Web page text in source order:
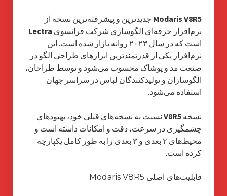
Modaris V8R5 جدیدترین و پیشرفته‌ترین نسخه از
نرم‌افزار حرفه‌ای الگوسازی شرکت فرانسوی Lectra
است که در سال ۲۰۲۳ روانه بازار شده است. این
نرم‌افزار یکی از قدرتمندترین ابزارهای طراحی الگو در
صنعت مد و پوشاک محسوب می‌شود و توسط طراحان،
الگوسازان و تولیدکنندگان لباس در سراسر جهان
استفاده می‌شود.
نسخه V8R5نسبت به نسخه‌های قبلی خود، بهبودهای
چشمگیری در سرعت، دقت و امکانات داشته است و
محیط‌های ۲ بعدی و ۳ بعدی را به طور کامل یکپارچه
کرده است.
قابلیت‌های اصلی Modaris V8R5